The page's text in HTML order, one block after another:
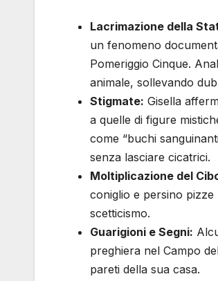
Lacrimazione della
un fenomeno
Pomeriggio Cinque.
animale, sollevando
Stigmate: Gisella
a quelle di figure
come “buchi
senza lasciare cicatrici.
Moltiplicazione del
coniglio e persino
scetticismo.
Guarigioni e Segni:
preghiera nel Campo
pareti della sua casa.